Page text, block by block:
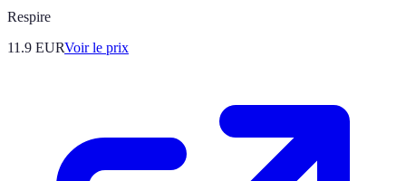
Respire
11.9 EURVoir le prix